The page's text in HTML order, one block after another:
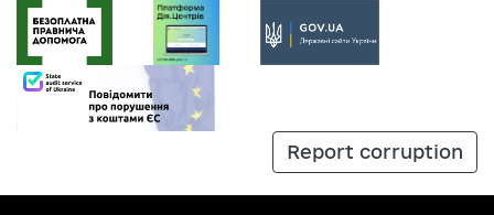
Report corruption